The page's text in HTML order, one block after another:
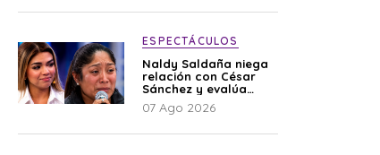
ESPECTÁCULOS
Naldy Saldaña niega
relación con César
Sánchez y evalúa
denunciar a su
esposa: “Es una
07 Ago 2026